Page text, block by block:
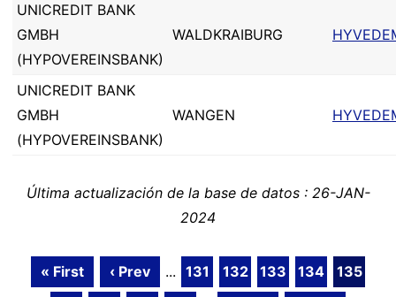
UNICREDIT BANK
GMBH
(HYPOVEREINSBANK)
WALDKRAIBURG
UNICREDIT BANK
GMBH
(HYPOVEREINSBANK)
WANGEN
Última actualización de la base de datos : 26-JAN-
2024
« First ‹ Prev ... 131 132 133 134
135